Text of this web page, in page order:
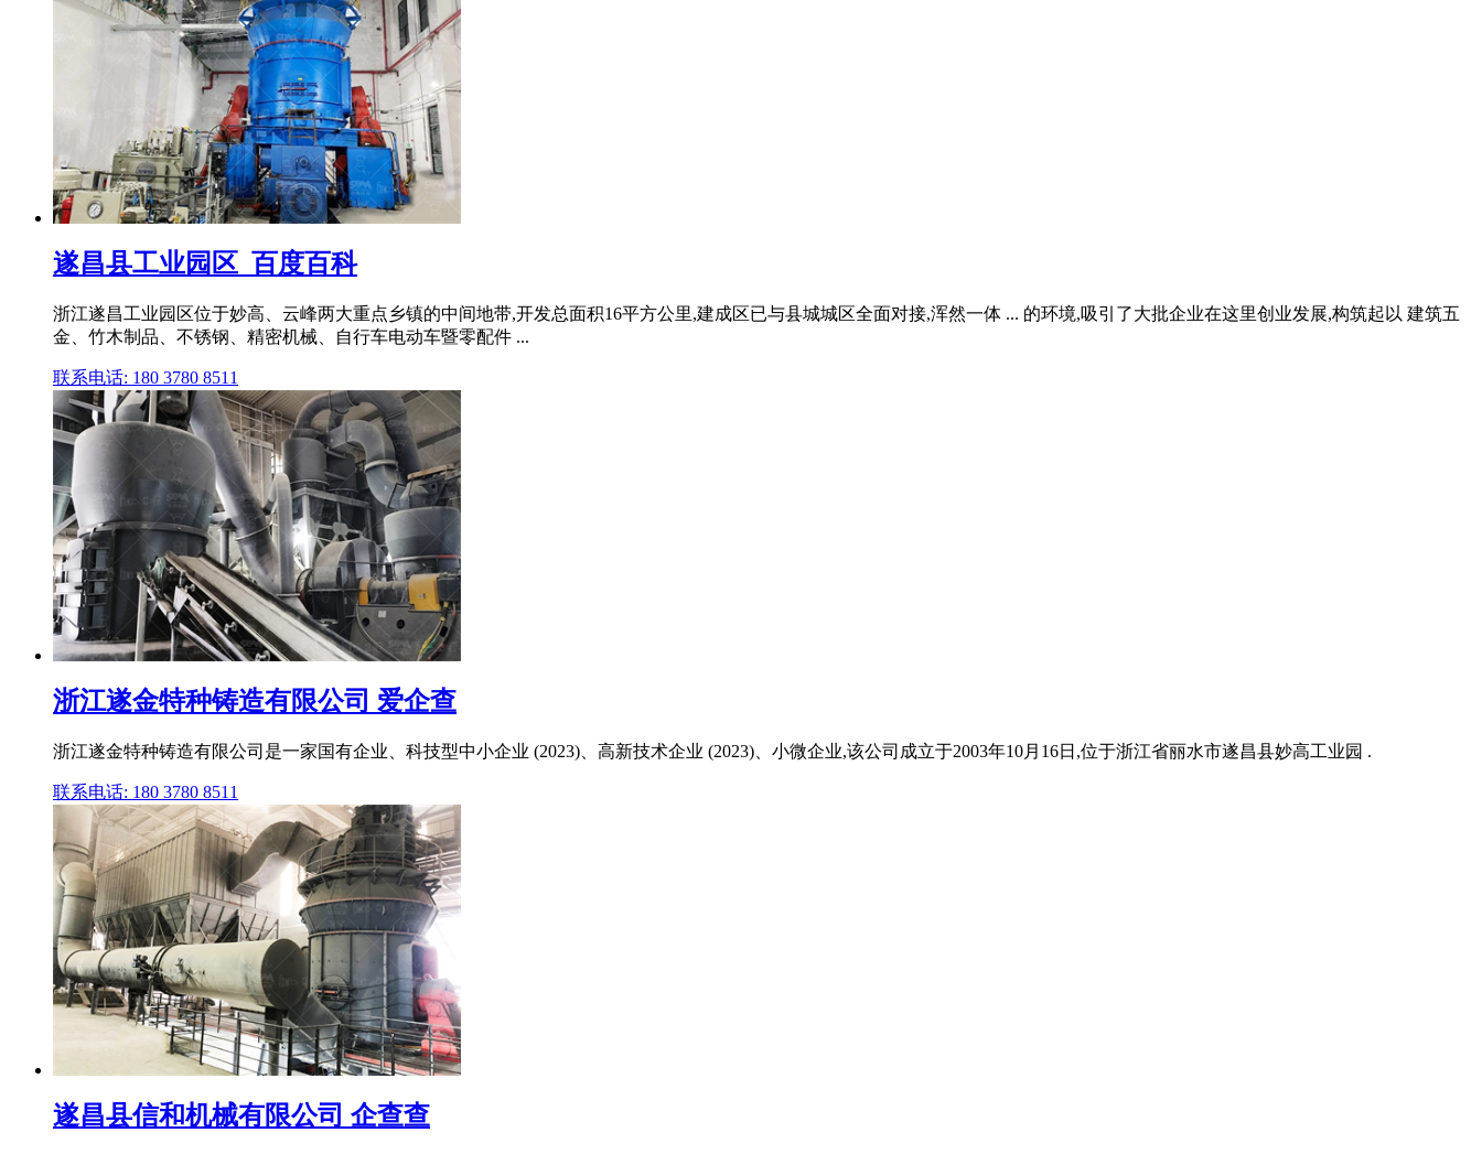
遂昌县工业园区_百度百科
浙江遂昌工业园区位于妙高、云峰两大重点乡镇的中间地带,开发总面积16平方公里,建成区已与县城城区全面对接,浑然一体 ... 的环境,吸引了大批企业在这里创业发展,构筑起以 建筑五
金、竹木制品、不锈钢、精密机械、自行车电动车暨零配件 ...
联系电话: 180 3780 8511
浙江遂金特种铸造有限公司 爱企查
浙江遂金特种铸造有限公司是一家国有企业、科技型中小企业 (2023)、高新技术企业 (2023)、小微企业,该公司成立于2003年10月16日,位于浙江省丽水市遂昌县妙高工业园 .
联系电话: 180 3780 8511
遂昌县信和机械有限公司 企查查